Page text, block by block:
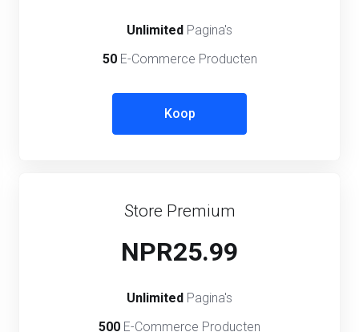
Unlimited Pagina's
50 E-Commerce Producten
Koop
Store Premium
NPR25.99
Unlimited Pagina's
500 E-Commerce Producten